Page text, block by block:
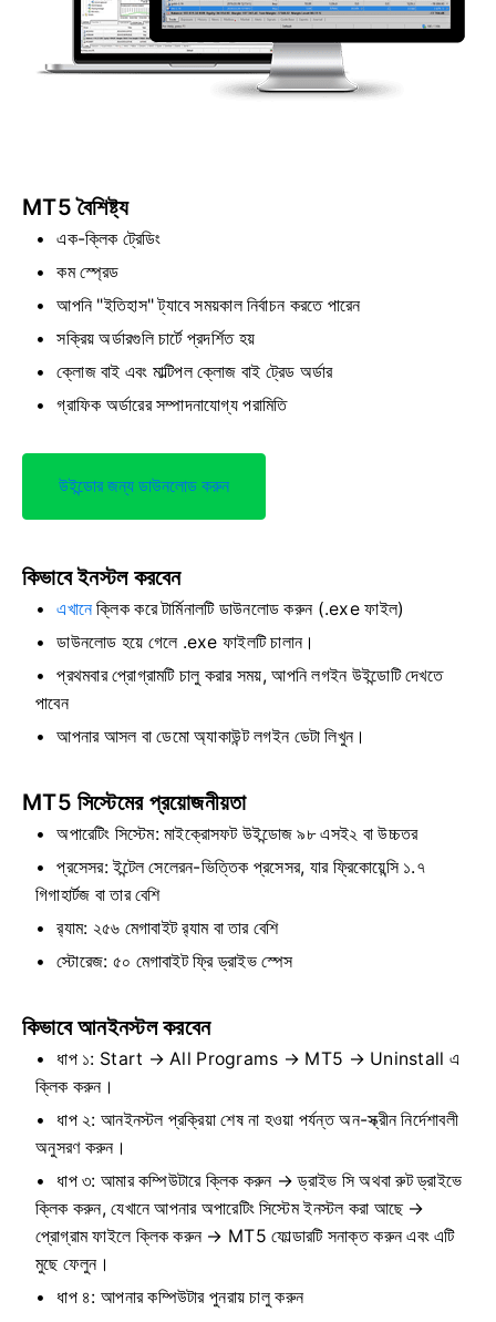
MT5 বৈশিষ্ট্য
এক-ক্লিক ট্রেডিং
কম স্প্রেড
আপনি "ইতিহাস" ট্যাবে সময়কাল নির্বাচন করতে পারেন
সক্রিয় অর্ডারগুলি চার্টে প্রদর্শিত হয়
ক্লোজ বাই এবং মাল্টিপল ক্লোজ বাই ট্রেড অর্ডার
গ্রাফিক অর্ডারের সম্পাদনাযোগ্য পরামিতি
উইন্ডোর জন্য ডাউনলোড করুন
কিভাবে ইনস্টল করবেন
এখানেক্লিক করে টার্মিনালটি ডাউনলোড করুন (.exe ফাইল)
ডাউনলোড হয়ে গেলে .exe ফাইলটি চালান।
প্রথমবার প্রোগ্রামটি চালু করার সময়, আপনি লগইন উইন্ডোটি দেখতে
পাবেন
আপনার আসল বা ডেমো অ্যাকাউন্ট লগইন ডেটা লিখুন।
MT5 সিস্টেমের প্রয়োজনীয়তা
অপারেটিং সিস্টেম: মাইক্রোসফট উইন্ডোজ ৯৮ এসই২ বা উচ্চতর
প্রসেসর: ইন্টেল সেলেরন-ভিত্তিক প্রসেসর, যার ফ্রিকোয়েন্সি ১.৭
গিগাহার্টজ বা তার বেশি
র‍্যাম: ২৫৬ মেগাবাইট র‍্যাম বা তার বেশি
স্টোরেজ: ৫০ মেগাবাইট ফ্রি ড্রাইভ স্পেস
কিভাবে আনইনস্টল করবেন
ধাপ ১: Start → All Programs → MT5 → Uninstall এ
ক্লিক করুন।
ধাপ ২: আনইনস্টল প্রক্রিয়া শেষ না হওয়া পর্যন্ত অন-স্ক্রীন নির্দেশাবলী
অনুসরণ করুন।
ধাপ ৩: আমার কম্পিউটারে ক্লিক করুন → ড্রাইভ সি অথবা রুট ড্রাইভে
ক্লিক করুন, যেখানে আপনার অপারেটিং সিস্টেম ইনস্টল করা আছে →
প্রোগ্রাম ফাইলে ক্লিক করুন → MT5 ফোল্ডারটি সনাক্ত করুন এবং এটি
মুছে ফেলুন।
ধাপ ৪: আপনার কম্পিউটার পুনরায় চালু করুন